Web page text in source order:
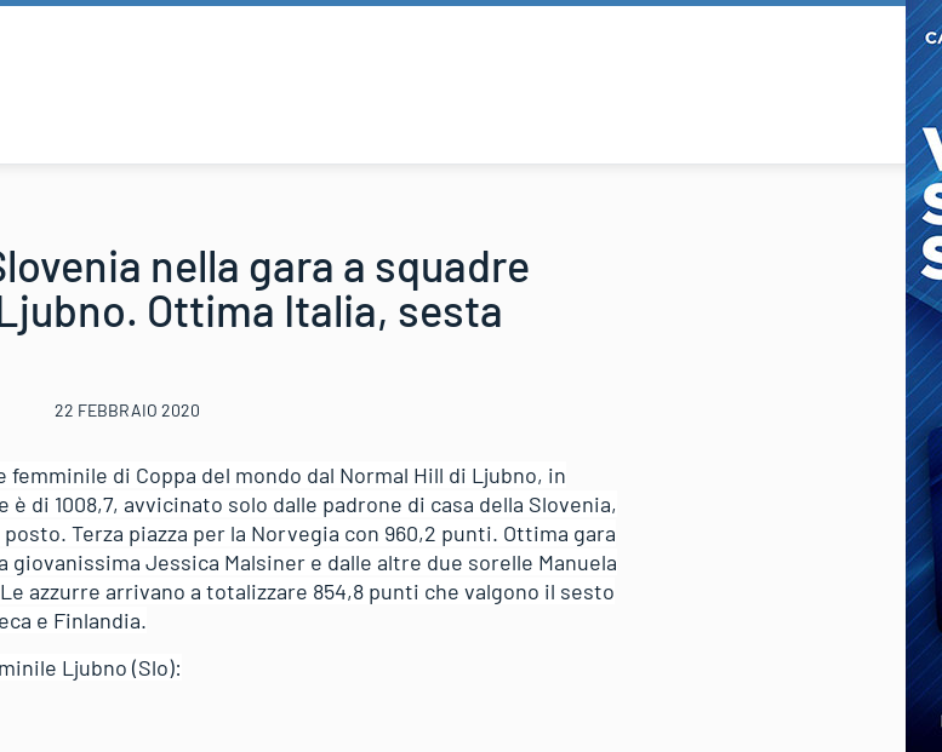
nella gara a squadre
Ottima Italia, sesta
22 FEBBRAIO 2020
femminile di Coppa del mondo dal Normal Hill di Ljubno, in
di 1008,7, avvicinato solo dalle padrone di casa della Slovenia,
Terza piazza per la Norvegia con 960,2 punti. Ottima gara
giovanissima Jessica Malsiner e dalle altre due sorelle Manuela
azzurre arrivano a totalizzare 854,8 punti che valgono il sesto
e Finlandia.
Ljubno (Slo):